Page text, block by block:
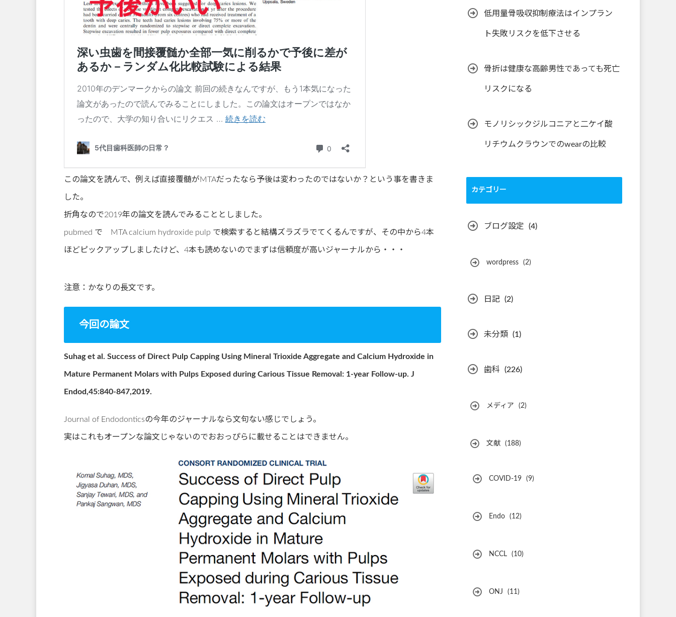
この論文を読んで、例えば直接覆髄がMTAだったなら予後は変わったのではないか？という事を書きま
した。
折角なので2019年の論文を読んでみることとしました。
pubmed で MTA calcium hydroxide pulp で検索すると結構ズラズラでてくるんですが、その中から4本
ほどピックアップしましたけど、4本も読めないのでまずは信頼度が高いジャーナルから・・・
注意：かなりの長文です。
今回の論文
Suhag et al. Success of Direct Pulp Capping Using Mineral Trioxide Aggregate and Calcium Hydroxide in
Mature Permanent Molars with Pulps Exposed during Carious Tissue Removal: 1-year Follow-up. J
Endod,45:840-847,2019.
Journal of Endodonticsの今年のジャーナルなら文句ない感じでしょう。
実はこれもオープンな論文じゃないのでおおっぴらに載せることはできません。
低用量骨吸収抑制療法はインプラン
ト失敗リスクを低下させる
骨折は健康な高齢男性であっても死亡
リスクになる
モノリシックジルコニアと二ケイ酸
リチウムクラウンでのwearの比較
カテゴリー
ブログ設定 (4)
wordpress (2)
日記 (2)
未分類 (1)
歯科 (226)
メディア (2)
文献 (188)
COVID-19 (9)
Endo (12)
NCCL (10)
ONJ (11)